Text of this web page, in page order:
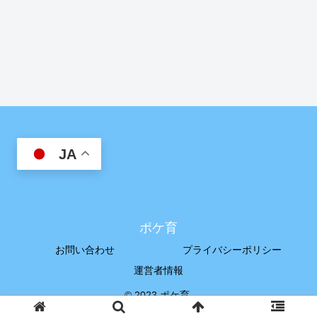
JA
ポケ育
お問い合わせ
プライバシーポリシー
運営者情報
© 2023 ポケ育.